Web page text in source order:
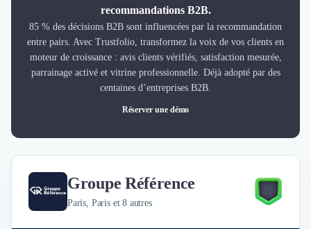
recommandations B2B.
85 % des décisions B2B sont influencées par la recommandation
entre pairs. Avec Trustfolio, transformez la voix de vos clients en
moteur de croissance : avis clients vérifiés, satisfaction mesurée,
parrainage activé et vitrine professionnelle. Déjà adopté par des
centaines d’entreprises B2B.
Réserver une démo
Groupe Référence
Paris, Paris et 8 autres